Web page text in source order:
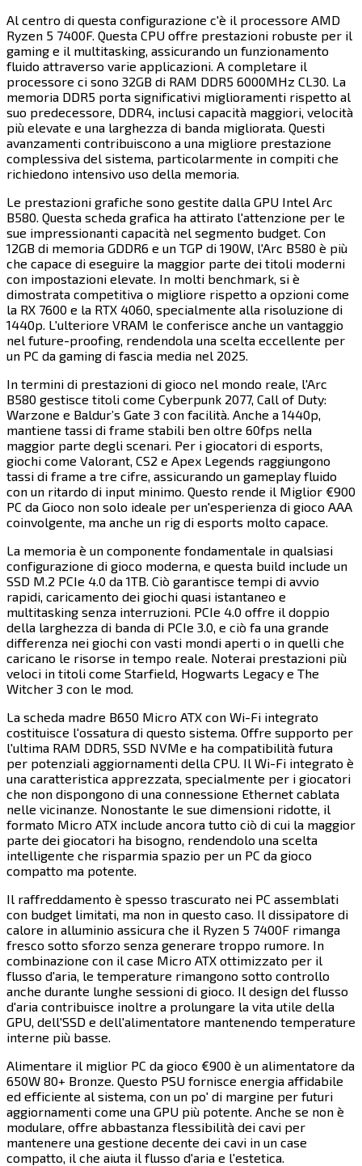
Al centro di questa configurazione c'è il processore AMD
Ryzen 5 7400F. Questa CPU offre prestazioni robuste per il
gaming e il multitasking, assicurando un funzionamento
fluido attraverso varie applicazioni. A completare il
processore ci sono 32GB di RAM DDR5 6000MHz CL30. La
memoria DDR5 porta significativi miglioramenti rispetto al
suo predecessore, DDR4, inclusi capacità maggiori, velocità
più elevate e una larghezza di banda migliorata. Questi
avanzamenti contribuiscono a una migliore prestazione
complessiva del sistema, particolarmente in compiti che
richiedono intensivo uso della memoria.​​​​‌ ‍ ​‍​‍‌‍ ‌ ​‍‌‍‍‌‌‍‌ ‌‍‍‌‌‍ ‍​‍​‍​ ‍‍​‍​‍‌ ​ ‌‍​‌‌‍ ‍‌‍‍‌‌ ‌​‌ ‍‌​‍ ‍‌‍‍‌‌‍ ​‍​‍​‍ ​​‍​‍‌‍‍​‌ ​‍‌‍‌‌‌‍‌‍​‍​‍​ ‍‍​‍​‍​‍ ‌‍​‌‌‍‌​‌‍ ‌‌‍‍‌‌‍ ‍​‍ ‌‍‍‌‌‍ ‍‌ ‌​‌‍‌‌‌‍ ‍‌ ‌​​‍ ‌‍‌‌‌‍‌​‌‍‍‌‌ ‌​​‍ ‌‍ ‌‌‍ ‌‍‌​‌‍‌‌​ ‌‌ ​​‌ ​‍‌‍‌‌‌ ​ ‌‍‌‌‌‍ ‍‌ ‌​‌‍​‌‌ ‌​‌‍‍‌‌‍ ‌‍ ‍​ ‍ ‌‍‍‌‌‍‌​​ ‌‌‍‌​​ ‍​​ ​​​ ‍​​ ​‌​ ‍​‌‍​ ​ ‌ ​‍ ‌​ ‌‌‌‍‌‍‌‍‌​​ ‍‌​‍ ‌​ ‌​​ ‌​​ ​‌​ ‍‌​‍ ‌‌‍​‍​ ‌‌​ ‌ ‌‍​ ​‍ ‌‌‍‌​‌‍‌​‌‍​‍‌‍​‌​ ‍‌‌‍‌‌‌‍‌‍‌‍‌‍‌‍​‌​ ​‌​ ‍‌​ ‌‍​ ‍ ‌ ‌​‌ ‍‌‌ ​​‌‍‌‌​ ‌‌‍​‍‌ ‌‌‌‍‍‌‌‍ ​‌‍‌​​ ‍ ‌ ​​‌‍​‌‌ ‌​‌‍‍​​ ‌‌‍‍‌​ ​‌​ ‍​‌‍ ‍‌‌ ‌‍ ​‌‍ ‌‍ ‍‌‍‌ ‌‌ ‌‍‌​‌‍‌‌‌ ​ ‌‍​ ​‍‌‌​ ‌‌‌​​‍‌‌ ‌‍‍ ‌‍‌‌‌ ‍‌​‍‌‌​ ​ ‌​‌​​‍‌‌​ ​ ‌​‌​​‍‌‌​ ​‍​ ​‍‌‍‍‌‌ ‌​​‍‌‌​ ​‍​ ​‍​‍‌‌​ ‌‌‌​‌​​‍ ‍‌ ‌‍‌‍​‌‌‍ ​‌ ‌‌‌‍‌‌​‍‌‌​ ‌‌‌​​‍‌‌ ‌‍‍ ‌‍‌‌‌ ‍‌​‍‌‌​ ​ ‌​‌​​‍‌‌​ ​ ‌​‌​​‍‌‌​ ​‍​ ​‍​ ​ ​ ​‍​ ​​​ ​‍​ ‍‌‌‍​‌‌‍​‌​ ‌‌​ ​ ​ ‍‌​ ‍​​ ‌ ​‍‌‌​ ​‍​ ​‍​‍‌‌​ ‌‌‌​‌​​‍ ‍‌‍​ ‌‍‍​‌‍‍‌‌‍ ​‌‍‌​‌ ​‍‌‍‌‌‌‍ ‍​‍‌‌​ ‌‌‌​​‍‌‌ ‌‍‍ ‌‍‌‌‌ ‍‌​‍‌‌​ ​ ‌​‌​​‍‌‌​ ​ ‌​‌​​‍‌‌​ ​‍​ ​‍‌‍​‍​ ‌‍​ ‍‌‌‍‌‌​ ‍‌​ ‌ ​ ​​​ ‌​​ ‍​​ ​‍​ ‍​​ ‍‌​‍‌‌​ ​‍​ ​‍​‍‌‌​ ‌‌‌​‌​​‍ ‍‌ ‌​‌‍‌‌‌ ‍​‌ ‌​​ ‌‍​‍‌‍​‌‌ ​ ‌‍‌‌‌‌‌‌‌ ​‍‌‍ ​​ ‌​‍‌‌​ ​‍‌​‌‍‌‍​‌‌‍‌​‌‍ ‌‌‍‍‌‌‍ ‍​‍‌‍‌‍‍‌‌‍‌​​ ‌‌‍‌​​ ‍​​ ​​​ ‍​​ ​‌​ ‍​‌‍​ ​ ‌ ​‍ ‌​ ‌‌‌‍‌‍‌‍‌​​ ‍‌​‍ ‌​ ‌​​ ‌​​ ​‌​ ‍‌​‍ ‌‌‍​‍​ ‌‌​ ‌ ‌‍​ ​‍ ‌‌‍‌​‌‍‌​‌‍​‍‌‍​‌​ ‍‌‌‍‌‌‌‍‌‍‌‍‌‍‌‍​‌​ ​‌​ ‍‌​ ‌‍​‍‌‍‌ ‌​‌ ‍‌‌ ​​‌‍‌‌​ ‌‌‍​‍‌ ‌‌‌‍‍‌‌‍ ​‌‍‌​​‍‌‍‌ ​​‌‍​‌‌ ‌​‌‍‍​​ ‌‌‍‍‌​ ​‌​ ‍​‌‍ ‍‌‌ ‌‍ ​‌‍ ‌‍ ‍‌‍‌ ‌‌ ‌‍‌​‌‍‌‌‌ ​ ‌‍​ ​‍‌‌​ ‌‌‌​​‍‌‌ ‌‍‍ ‌‍‌‌‌ ‍‌​‍‌‌​ ​ ‌​‌​​‍‌‌​ ​ ‌​‌​​‍‌‌​ ​‍​ ​‍‌‍‍‌‌ ‌​​‍‌‌​ ​‍​ ​‍​‍‌‌​ ‌‌‌​‌​​‍ ‍‌ ‌‍‌‍​‌‌‍ ​‌ ‌‌‌‍‌‌​‍‌‌​ ‌‌‌​​‍‌‌ ‌‍‍ ‌‍‌‌‌ ‍‌​‍‌‌​ ​ ‌​‌​​‍‌‌​ ​ ‌​‌​​‍‌‌​ ​‍​ ​‍​ ​ ​ ​‍​ ​​​ ​‍​ ‍‌‌‍​‌‌‍​‌​ ‌‌​ ​ ​ ‍‌​ ‍​​ ‌ ​‍‌‌​ ​‍​ ​‍​‍‌‌​ ‌‌‌​‌​​‍ ‍‌‍​ ‌‍‍​‌‍‍‌‌‍ ​‌‍‌​‌ ​‍‌‍‌‌‌‍ ‍​‍‌‌​ ‌‌‌​​‍‌‌ ‌‍‍ ‌‍‌‌‌ ‍‌​‍‌‌​ ​ ‌​‌​​‍‌‌​ ​ ‌​‌​​‍‌‌​ ​‍​ ​‍‌‍​‍​ ‌‍​ ‍‌‌‍‌‌​ ‍‌​ ‌ ​ ​​​ ‌​​ ‍​​ ​‍​ ‍​​ ‍‌​‍‌‌​ ​‍​ ​‍​‍‌‌​ ‌‌‌​‌​​‍ ‍‌ ‌​‌‍‌‌‌ ‍​‌ ‌​​‍‌‍‌ ​​‌‍‌‌‌ ​‍‌ ​ ‌ ​​‌‍‌‌‌‍​ ‌ ‌​‌‍‍‌‌ ‌‍‌‍‌‌​ ‌‌ ​​‌ ‌‌‌‍​‍‌‍ ​‌‍‍‌‌ ​ ‌‍‍​‌‍‌‌‌‍‌​​‍​‍‌ ‌
Le prestazioni grafiche sono gestite dalla GPU Intel Arc
B580. Questa scheda grafica ha attirato l'attenzione per le
sue impressionanti capacità nel segmento budget. Con
12GB di memoria GDDR6 e un TGP di 190W, l'Arc B580 è più
che capace di eseguire la maggior parte dei titoli moderni
con impostazioni elevate. In molti benchmark, si è
dimostrata competitiva o migliore rispetto a opzioni come
la RX 7600 e la RTX 4060, specialmente alla risoluzione di
1440p. L'ulteriore VRAM le conferisce anche un vantaggio
nel future-proofing, rendendola una scelta eccellente per
un PC da gaming di fascia media nel 2025.​​​​‌ ‍ ​‍​‍‌‍ ‌ ​‍‌‍‍‌‌‍‌ ‌‍‍‌‌‍ ‍​‍​‍​ ‍‍​‍​‍‌ ​ ‌‍​‌‌‍ ‍‌‍‍‌‌ ‌​‌ ‍‌​‍ ‍‌‍‍‌‌‍ ​‍​‍​‍ ​​‍​‍‌‍‍​‌ ​‍‌‍‌‌‌‍‌‍​‍​‍​ ‍‍​‍​‍​‍ ‌‍​‌‌‍‌​‌‍ ‌‌‍‍‌‌‍ ‍​‍ ‌‍‍‌‌‍ ‍‌ ‌​‌‍‌‌‌‍ ‍‌ ‌​​‍ ‌‍‌‌‌‍‌​‌‍‍‌‌ ‌​​‍ ‌‍ ‌‌‍ ‌‍‌​‌‍‌‌​ ‌‌ ​​‌ ​‍‌‍‌‌‌ ​ ‌‍‌‌‌‍ ‍‌ ‌​‌‍​‌‌ ‌​‌‍‍‌‌‍ ‌‍ ‍​ ‍ ‌‍‍‌‌‍‌​​ ‌‌‍‌​​ ‍​​ ​​​ ‍​​ ​‌​ ‍​‌‍​ ​ ‌ ​‍ ‌​ ‌‌‌‍‌‍‌‍‌​​ ‍‌​‍ ‌​ ‌​​ ‌​​ ​‌​ ‍‌​‍ ‌‌‍​‍​ ‌‌​ ‌ ‌‍​ ​‍ ‌‌‍‌​‌‍‌​‌‍​‍‌‍​‌​ ‍‌‌‍‌‌‌‍‌‍‌‍‌‍‌‍​‌​ ​‌​ ‍‌​ ‌‍​ ‍ ‌ ‌​‌ ‍‌‌ ​​‌‍‌‌​ ‌‌‍​‍‌ ‌‌‌‍‍‌‌‍ ​‌‍‌​​ ‍ ‌ ​​‌‍​‌‌ ‌​‌‍‍​​ ‌‌‍‍‌​ ​‌​ ‍​‌‍ ‍‌‌ ‌‍ ​‌‍ ‌‍ ‍‌‍‌ ‌‌ ‌‍‌​‌‍‌‌‌ ​ ‌‍​ ​‍‌‌​ ‌‌‌​​‍‌‌ ‌‍‍ ‌‍‌‌‌ ‍‌​‍‌‌​ ​ ‌​‌​​‍‌‌​ ​ ‌​‌​​‍‌‌​ ​‍​ ​‍‌‍‍‌‌ ‌​​‍‌‌​ ​‍​ ​‍​‍‌‌​ ‌‌‌​‌​​‍ ‍‌ ‌‍‌‍​‌‌‍ ​‌ ‌‌‌‍‌‌​‍‌‌​ ‌‌‌​​‍‌‌ ‌‍‍ ‌‍‌‌‌ ‍‌​‍‌‌​ ​ ‌​‌​​‍‌‌​ ​ ‌​‌​​‍‌‌​ ​‍​ ​‍​ ​​‌‍‌‍‌‍‌‍‌‍‌​‌‍​‌​ ‍‌‌‍​‍​ ​‌​ ‍‌​ ‍​​ ​ ​ ​‍​‍‌‌​ ​‍​ ​‍​‍‌‌​ ‌‌‌​‌​​‍ ‍‌‍​ ‌‍‍​‌‍‍‌‌‍ ​‌‍‌​‌ ​‍‌‍‌‌‌‍ ‍​‍‌‌​ ‌‌‌​​‍‌‌ ‌‍‍ ‌‍‌‌‌ ‍‌​‍‌‌​ ​ ‌​‌​​‍‌‌​ ​ ‌​‌​​‍‌‌​ ​‍​ ​‍‌‍​ ​ ‌ ​ ​‌​ ​‍‌‍‌​​ ​‌​ ​‍​ ​‌​ ​‌​ ‌‌​ ‍‌‌‍​‌​‍‌‌​ ​‍​ ​‍​‍‌‌​ ‌‌‌​‌​​‍ ‍‌ ‌​‌‍‌‌‌ ‍​‌ ‌​​ ‌‍​‍‌‍​‌‌ ​ ‌‍‌‌‌‌‌‌‌ ​‍‌‍ ​​ ‌​‍‌‌​ ​‍‌​‌‍‌‍​‌‌‍‌​‌‍ ‌‌‍‍‌‌‍ ‍​‍‌‍‌‍‍‌‌‍‌​​ ‌‌‍‌​​ ‍​​ ​​​ ‍​​ ​‌​ ‍​‌‍​ ​ ‌ ​‍ ‌​ ‌‌‌‍‌‍‌‍‌​​ ‍‌​‍ ‌​ ‌​​ ‌​​ ​‌​ ‍‌​‍ ‌‌‍​‍​ ‌‌​ ‌ ‌‍​ ​‍ ‌‌‍‌​‌‍‌​‌‍​‍‌‍​‌​ ‍‌‌‍‌‌‌‍‌‍‌‍‌‍‌‍​‌​ ​‌​ ‍‌​ ‌‍​‍‌‍‌ ‌​‌ ‍‌‌ ​​‌‍‌‌​ ‌‌‍​‍‌ ‌‌‌‍‍‌‌‍ ​‌‍‌​​‍‌‍‌ ​​‌‍​‌‌ ‌​‌‍‍​​ ‌‌‍‍‌​ ​‌​ ‍​‌‍ ‍‌‌ ‌‍ ​‌‍ ‌‍ ‍‌‍‌ ‌‌ ‌‍‌​‌‍‌‌‌ ​ ‌‍​ ​‍‌‌​ ‌‌‌​​‍‌‌ ‌‍‍ ‌‍‌‌‌ ‍‌​‍‌‌​ ​ ‌​‌​​‍‌‌​ ​ ‌​‌​​‍‌‌​ ​‍​ ​‍‌‍‍‌‌ ‌​​‍‌‌​ ​‍​ ​‍​‍‌‌​ ‌‌‌​‌​​‍ ‍‌ ‌‍‌‍​‌‌‍ ​‌ ‌‌‌‍‌‌​‍‌‌​ ‌‌‌​​‍‌‌ ‌‍‍ ‌‍‌‌‌ ‍‌​‍‌‌​ ​ ‌​‌​​‍‌‌​ ​ ‌​‌​​‍‌‌​ ​‍​ ​‍​ ​​‌‍‌‍‌‍‌‍‌‍‌​‌‍​‌​ ‍‌‌‍​‍​ ​‌​ ‍‌​ ‍​​ ​ ​ ​‍​‍‌‌​ ​‍​ ​‍​‍‌‌​ ‌‌‌​‌​​‍ ‍‌‍​ ‌‍‍​‌‍‍‌‌‍ ​‌‍‌​‌ ​‍‌‍‌‌‌‍ ‍​‍‌‌​ ‌‌‌​​‍‌‌ ‌‍‍ ‌‍‌‌‌ ‍‌​‍‌‌​ ​ ‌​‌​​‍‌‌​ ​ ‌​‌​​‍‌‌​ ​‍​ ​‍‌‍​ ​ ‌ ​ ​‌​ ​‍‌‍‌​​ ​‌​ ​‍​ ​‌​ ​‌​ ‌‌​ ‍‌‌‍​‌​‍‌‌​ ​‍​ ​‍​‍‌‌​ ‌‌‌​‌​​‍ ‍‌ ‌​‌‍‌‌‌ ‍​‌ ‌​​‍‌‍‌ ​​‌‍‌‌‌ ​‍‌ ​ ‌ ​​‌‍‌‌‌‍​ ‌ ‌​‌‍‍‌‌ ‌‍‌‍‌‌​ ‌‌ ​​‌ ‌‌‌‍​‍‌‍ ​‌‍‍‌‌ ​ ‌‍‍​‌‍‌‌‌‍‌​​‍​‍‌ ‌
In termini di prestazioni di gioco nel mondo reale, l'Arc
B580 gestisce titoli come Cyberpunk 2077, Call of Duty:
Warzone e Baldur’s Gate 3 con facilità. Anche a 1440p,
mantiene tassi di frame stabili ben oltre 60fps nella
maggior parte degli scenari. Per i giocatori di esports,
giochi come Valorant, CS2 e Apex Legends raggiungono
tassi di frame a tre cifre, assicurando un gameplay fluido
con un ritardo di input minimo. Questo rende il Miglior €900
PC da Gioco non solo ideale per un'esperienza di gioco AAA
coinvolgente, ma anche un rig di esports molto capace.​​​​‌ ‍ ​‍​‍‌‍ ‌ ​‍‌‍‍‌‌‍‌ ‌‍‍‌‌‍ ‍​‍​‍​ ‍‍​‍​‍‌ ​ ‌‍​‌‌‍ ‍‌‍‍‌‌ ‌​‌ ‍‌​‍ ‍‌‍‍‌‌‍ ​‍​‍​‍ ​​‍​‍‌‍‍​‌ ​‍‌‍‌‌‌‍‌‍​‍​‍​ ‍‍​‍​‍​‍ ‌‍​‌‌‍‌​‌‍ ‌‌‍‍‌‌‍ ‍​‍ ‌‍‍‌‌‍ ‍‌ ‌​‌‍‌‌‌‍ ‍‌ ‌​​‍ ‌‍‌‌‌‍‌​‌‍‍‌‌ ‌​​‍ ‌‍ ‌‌‍ ‌‍‌​‌‍‌‌​ ‌‌ ​​‌ ​‍‌‍‌‌‌ ​ ‌‍‌‌‌‍ ‍‌ ‌​‌‍​‌‌ ‌​‌‍‍‌‌‍ ‌‍ ‍​ ‍ ‌‍‍‌‌‍‌​​ ‌‌‍‌​​ ‍​​ ​​​ ‍​​ ​‌​ ‍​‌‍​ ​ ‌ ​‍ ‌​ ‌‌‌‍‌‍‌‍‌​​ ‍‌​‍ ‌​ ‌​​ ‌​​ ​‌​ ‍‌​‍ ‌‌‍​‍​ ‌‌​ ‌ ‌‍​ ​‍ ‌‌‍‌​‌‍‌​‌‍​‍‌‍​‌​ ‍‌‌‍‌‌‌‍‌‍‌‍‌‍‌‍​‌​ ​‌​ ‍‌​ ‌‍​ ‍ ‌ ‌​‌ ‍‌‌ ​​‌‍‌‌​ ‌‌‍​‍‌ ‌‌‌‍‍‌‌‍ ​‌‍‌​​ ‍ ‌ ​​‌‍​‌‌ ‌​‌‍‍​​ ‌‌‍‍‌​ ​‌​ ‍​‌‍ ‍‌‌ ‌‍ ​‌‍ ‌‍ ‍‌‍‌ ‌‌ ‌‍‌​‌‍‌‌‌ ​ ‌‍​ ​‍‌‌​ ‌‌‌​​‍‌‌ ‌‍‍ ‌‍‌‌‌ ‍‌​‍‌‌​ ​ ‌​‌​​‍‌‌​ ​ ‌​‌​​‍‌‌​ ​‍​ ​‍‌‍‍‌‌ ‌​​‍‌‌​ ​‍​ ​‍​‍‌‌​ ‌‌‌​‌​​‍ ‍‌ ‌‍‌‍​‌‌‍ ​‌ ‌‌‌‍‌‌​‍‌‌​ ‌‌‌​​‍‌‌ ‌‍‍ ‌‍‌‌‌ ‍‌​‍‌‌​ ​ ‌​‌​​‍‌‌​ ​ ‌​‌​​‍‌‌​ ​‍​ ​‍‌‍​‍​ ‌ ​ ‌​‌‍‌‌‌‍‌‍‌‍‌‌‌‍​‍​ ‌​‌‍‌‍‌‍​‍‌‍​‌‌‍‌‍​‍‌‌​ ​‍​ ​‍​‍‌‌​ ‌‌‌​‌​​‍ ‍‌‍​ ‌‍‍​‌‍‍‌‌‍ ​‌‍‌​‌ ​‍‌‍‌‌‌‍ ‍​‍‌‌​ ‌‌‌​​‍‌‌ ‌‍‍ ‌‍‌‌‌ ‍‌​‍‌‌​ ​ ‌​‌​​‍‌‌​ ​ ‌​‌​​‍‌‌​ ​‍​ ​‍​ ‌‍‌‍‌‍​ ‌​‌‍​ ‌‍‌‍‌‍​‌​ ‍‌​ ‌​​ ‌​​ ‌ ​ ‍​​ ‍‌​‍‌‌​ ​‍​ ​‍​‍‌‌​ ‌‌‌​‌​​‍ ‍‌ ‌​‌‍‌‌‌ ‍​‌ ‌​​ ‌‍​‍‌‍​‌‌ ​ ‌‍‌‌‌‌‌‌‌ ​‍‌‍ ​​ ‌​‍‌‌​ ​‍‌​‌‍‌‍​‌‌‍‌​‌‍ ‌‌‍‍‌‌‍ ‍​‍‌‍‌‍‍‌‌‍‌​​ ‌‌‍‌​​ ‍​​ ​​​ ‍​​ ​‌​ ‍​‌‍​ ​ ‌ ​‍ ‌​ ‌‌‌‍‌‍‌‍‌​​ ‍‌​‍ ‌​ ‌​​ ‌​​ ​‌​ ‍‌​‍ ‌‌‍​‍​ ‌‌​ ‌ ‌‍​ ​‍ ‌‌‍‌​‌‍‌​‌‍​‍‌‍​‌​ ‍‌‌‍‌‌‌‍‌‍‌‍‌‍‌‍​‌​ ​‌​ ‍‌​ ‌‍​‍‌‍‌ ‌​‌ ‍‌‌ ​​‌‍‌‌​ ‌‌‍​‍‌ ‌‌‌‍‍‌‌‍ ​‌‍‌​​‍‌‍‌ ​​‌‍​‌‌ ‌​‌‍‍​​ ‌‌‍‍‌​ ​‌​ ‍​‌‍ ‍‌‌ ‌‍ ​‌‍ ‌‍ ‍‌‍‌ ‌‌ ‌‍‌​‌‍‌‌‌ ​ ‌‍​ ​‍‌‌​ ‌‌‌​​‍‌‌ ‌‍‍ ‌‍‌‌‌ ‍‌​‍‌‌​ ​ ‌​‌​​‍‌‌​ ​ ‌​‌​​‍‌‌​ ​‍​ ​‍‌‍‍‌‌ ‌​​‍‌‌​ ​‍​ ​‍​‍‌‌​ ‌‌‌​‌​​‍ ‍‌ ‌‍‌‍​‌‌‍ ​‌ ‌‌‌‍‌‌​‍‌‌​ ‌‌‌​​‍‌‌ ‌‍‍ ‌‍‌‌‌ ‍‌​‍‌‌​ ​ ‌​‌​​‍‌‌​ ​ ‌​‌​​‍‌‌​ ​‍​ ​‍‌‍​‍​ ‌ ​ ‌​‌‍‌‌‌‍‌‍‌‍‌‌‌‍​‍​ ‌​‌‍‌‍‌‍​‍‌‍​‌‌‍‌‍​‍‌‌​ ​‍​ ​‍​‍‌‌​ ‌‌‌​‌​​‍ ‍‌‍​ ‌‍‍​‌‍‍‌‌‍ ​‌‍‌​‌ ​‍‌‍‌‌‌‍ ‍​‍‌‌​ ‌‌‌​​‍‌‌ ‌‍‍ ‌‍‌‌‌ ‍‌​‍‌‌​ ​ ‌​‌​​‍‌‌​ ​ ‌​‌​​‍‌‌​ ​‍​ ​‍​ ‌‍‌‍‌‍​ ‌​‌‍​ ‌‍‌‍‌‍​‌​ ‍‌​ ‌​​ ‌​​ ‌ ​ ‍​​ ‍‌​‍‌‌​ ​‍​ ​‍​‍‌‌​ ‌‌‌​‌​​‍ ‍‌ ‌​‌‍‌‌‌ ‍​‌ ‌​​‍‌‍‌ ​​‌‍‌‌‌ ​‍‌ ​ ‌ ​​‌‍‌‌‌‍​ ‌ ‌​‌‍‍‌‌ ‌‍‌‍‌‌​ ‌‌ ​​‌ ‌‌‌‍​‍‌‍ ​‌‍‍‌‌ ​ ‌‍‍​‌‍‌‌‌‍‌​​‍​‍‌ ‌
La memoria è un componente fondamentale in qualsiasi
configurazione di gioco moderna, e questa build include un
SSD M.2 PCIe 4.0 da 1TB. Ciò garantisce tempi di avvio
rapidi, caricamento dei giochi quasi istantaneo e
multitasking senza interruzioni. PCIe 4.0 offre il doppio
della larghezza di banda di PCIe 3.0, e ciò fa una grande
differenza nei giochi con vasti mondi aperti o in quelli che
caricano le risorse in tempo reale. Noterai prestazioni più
veloci in titoli come Starfield, Hogwarts Legacy e The
Witcher 3 con le mod.​​​​‌ ‍ ​‍​‍‌‍ ‌ ​‍‌‍‍‌‌‍‌ ‌‍‍‌‌‍ ‍​‍​‍​ ‍‍​‍​‍‌ ​ ‌‍​‌‌‍ ‍‌‍‍‌‌ ‌​‌ ‍‌​‍ ‍‌‍‍‌‌‍ ​‍​‍​‍ ​​‍​‍‌‍‍​‌ ​‍‌‍‌‌‌‍‌‍​‍​‍​ ‍‍​‍​‍​‍ ‌‍​‌‌‍‌​‌‍ ‌‌‍‍‌‌‍ ‍​‍ ‌‍‍‌‌‍ ‍‌ ‌​‌‍‌‌‌‍ ‍‌ ‌​​‍ ‌‍‌‌‌‍‌​‌‍‍‌‌ ‌​​‍ ‌‍ ‌‌‍ ‌‍‌​‌‍‌‌​ ‌‌ ​​‌ ​‍‌‍‌‌‌ ​ ‌‍‌‌‌‍ ‍‌ ‌​‌‍​‌‌ ‌​‌‍‍‌‌‍ ‌‍ ‍​ ‍ ‌‍‍‌‌‍‌​​ ‌‌‍‌​​ ‍​​ ​​​ ‍​​ ​‌​ ‍​‌‍​ ​ ‌ ​‍ ‌​ ‌‌‌‍‌‍‌‍‌​​ ‍‌​‍ ‌​ ‌​​ ‌​​ ​‌​ ‍‌​‍ ‌‌‍​‍​ ‌‌​ ‌ ‌‍​ ​‍ ‌‌‍‌​‌‍‌​‌‍​‍‌‍​‌​ ‍‌‌‍‌‌‌‍‌‍‌‍‌‍‌‍​‌​ ​‌​ ‍‌​ ‌‍​ ‍ ‌ ‌​‌ ‍‌‌ ​​‌‍‌‌​ ‌‌‍​‍‌ ‌‌‌‍‍‌‌‍ ​‌‍‌​​ ‍ ‌ ​​‌‍​‌‌ ‌​‌‍‍​​ ‌‌‍‍‌​ ​‌​ ‍​‌‍ ‍‌‌ ‌‍ ​‌‍ ‌‍ ‍‌‍‌ ‌‌ ‌‍‌​‌‍‌‌‌ ​ ‌‍​ ​‍‌‌​ ‌‌‌​​‍‌‌ ‌‍‍ ‌‍‌‌‌ ‍‌​‍‌‌​ ​ ‌​‌​​‍‌‌​ ​ ‌​‌​​‍‌‌​ ​‍​ ​‍‌‍‍‌‌ ‌​​‍‌‌​ ​‍​ ​‍​‍‌‌​ ‌‌‌​‌​​‍ ‍‌ ‌‍‌‍​‌‌‍ ​‌ ‌‌‌‍‌‌​‍‌‌​ ‌‌‌​​‍‌‌ ‌‍‍ ‌‍‌‌‌ ‍‌​‍‌‌​ ​ ‌​‌​​‍‌‌​ ​ ‌​‌​​‍‌‌​ ​‍​ ​‍‌‍​‍​ ​‌​ ‌‍​ ‌ ​ ​​​ ​ ‌‍‌​‌‍​ ​ ​‍‌‍​‍​ ​‍​ ‌ ​‍‌‌​ ​‍​ ​‍​‍‌‌​ ‌‌‌​‌​​‍ ‍‌‍​ ‌‍‍​‌‍‍‌‌‍ ​‌‍‌​‌ ​‍‌‍‌‌‌‍ ‍​‍‌‌​ ‌‌‌​​‍‌‌ ‌‍‍ ‌‍‌‌‌ ‍‌​‍‌‌​ ​ ‌​‌​​‍‌‌​ ​ ‌​‌​​‍‌‌​ ​‍​ ​‍​ ​‌​ ​​​ ​ ‌‍​‌​ ‌‍‌‍​‌‌‍​‌‌‍​‍​ ​‌​ ​​​ ​‌‌‍‌‌​‍‌‌​ ​‍​ ​‍​‍‌‌​ ‌‌‌​‌​​‍ ‍‌ ‌​‌‍‌‌‌ ‍​‌ ‌​​ ‌‍​‍‌‍​‌‌ ​ ‌‍‌‌‌‌‌‌‌ ​‍‌‍ ​​ ‌​‍‌‌​ ​‍‌​‌‍‌‍​‌‌‍‌​‌‍ ‌‌‍‍‌‌‍ ‍​‍‌‍‌‍‍‌‌‍‌​​ ‌‌‍‌​​ ‍​​ ​​​ ‍​​ ​‌​ ‍​‌‍​ ​ ‌ ​‍ ‌​ ‌‌‌‍‌‍‌‍‌​​ ‍‌​‍ ‌​ ‌​​ ‌​​ ​‌​ ‍‌​‍ ‌‌‍​‍​ ‌‌​ ‌ ‌‍​ ​‍ ‌‌‍‌​‌‍‌​‌‍​‍‌‍​‌​ ‍‌‌‍‌‌‌‍‌‍‌‍‌‍‌‍​‌​ ​‌​ ‍‌​ ‌‍​‍‌‍‌ ‌​‌ ‍‌‌ ​​‌‍‌‌​ ‌‌‍​‍‌ ‌‌‌‍‍‌‌‍ ​‌‍‌​​‍‌‍‌ ​​‌‍​‌‌ ‌​‌‍‍​​ ‌‌‍‍‌​ ​‌​ ‍​‌‍ ‍‌‌ ‌‍ ​‌‍ ‌‍ ‍‌‍‌ ‌‌ ‌‍‌​‌‍‌‌‌ ​ ‌‍​ ​‍‌‌​ ‌‌‌​​‍‌‌ ‌‍‍ ‌‍‌‌‌ ‍‌​‍‌‌​ ​ ‌​‌​​‍‌‌​ ​ ‌​‌​​‍‌‌​ ​‍​ ​‍‌‍‍‌‌ ‌​​‍‌‌​ ​‍​ ​‍​‍‌‌​ ‌‌‌​‌​​‍ ‍‌ ‌‍‌‍​‌‌‍ ​‌ ‌‌‌‍‌‌​‍‌‌​ ‌‌‌​​‍‌‌ ‌‍‍ ‌‍‌‌‌ ‍‌​‍‌‌​ ​ ‌​‌​​‍‌‌​ ​ ‌​‌​​‍‌‌​ ​‍​ ​‍‌‍​‍​ ​‌​ ‌‍​ ‌ ​ ​​​ ​ ‌‍‌​‌‍​ ​ ​‍‌‍​‍​ ​‍​ ‌ ​‍‌‌​ ​‍​ ​‍​‍‌‌​ ‌‌‌​‌​​‍ ‍‌‍​ ‌‍‍​‌‍‍‌‌‍ ​‌‍‌​‌ ​‍‌‍‌‌‌‍ ‍​‍‌‌​ ‌‌‌​​‍‌‌ ‌‍‍ ‌‍‌‌‌ ‍‌​‍‌‌​ ​ ‌​‌​​‍‌‌​ ​ ‌​‌​​‍‌‌​ ​‍​ ​‍​ ​‌​ ​​​ ​ ‌‍​‌​ ‌‍‌‍​‌‌‍​‌‌‍​‍​ ​‌​ ​​​ ​‌‌‍‌‌​‍‌‌​ ​‍​ ​‍​‍‌‌​ ‌‌‌​‌​​‍ ‍‌ ‌​‌‍‌‌‌ ‍​‌ ‌​​‍‌‍‌ ​​‌‍‌‌‌ ​‍‌ ​ ‌ ​​‌‍‌‌‌‍​ ‌ ‌​‌‍‍‌‌ ‌‍‌‍‌‌​ ‌‌ ​​‌ ‌‌‌‍​‍‌‍ ​‌‍‍‌‌ ​ ‌‍‍​‌‍‌‌‌‍‌​​‍​‍‌ ‌
La scheda madre B650 Micro ATX con Wi-Fi integrato
costituisce l'ossatura di questo sistema. Offre supporto per
l'ultima RAM DDR5, SSD NVMe e ha compatibilità futura
per potenziali aggiornamenti della CPU. Il Wi-Fi integrato è
una caratteristica apprezzata, specialmente per i giocatori
che non dispongono di una connessione Ethernet cablata
nelle vicinanze. Nonostante le sue dimensioni ridotte, il
formato Micro ATX include ancora tutto ciò di cui la maggior
parte dei giocatori ha bisogno, rendendolo una scelta
intelligente che risparmia spazio per un PC da gioco
compatto ma potente.​​​​‌ ‍ ​‍​‍‌‍ ‌ ​‍‌‍‍‌‌‍‌ ‌‍‍‌‌‍ ‍​‍​‍​ ‍‍​‍​‍‌ ​ ‌‍​‌‌‍ ‍‌‍‍‌‌ ‌​‌ ‍‌​‍ ‍‌‍‍‌‌‍ ​‍​‍​‍ ​​‍​‍‌‍‍​‌ ​‍‌‍‌‌‌‍‌‍​‍​‍​ ‍‍​‍​‍​‍ ‌‍​‌‌‍‌​‌‍ ‌‌‍‍‌‌‍ ‍​‍ ‌‍‍‌‌‍ ‍‌ ‌​‌‍‌‌‌‍ ‍‌ ‌​​‍ ‌‍‌‌‌‍‌​‌‍‍‌‌ ‌​​‍ ‌‍ ‌‌‍ ‌‍‌​‌‍‌‌​ ‌‌ ​​‌ ​‍‌‍‌‌‌ ​ ‌‍‌‌‌‍ ‍‌ ‌​‌‍​‌‌ ‌​‌‍‍‌‌‍ ‌‍ ‍​ ‍ ‌‍‍‌‌‍‌​​ ‌‌‍‌​​ ‍​​ ​​​ ‍​​ ​‌​ ‍​‌‍​ ​ ‌ ​‍ ‌​ ‌‌‌‍‌‍‌‍‌​​ ‍‌​‍ ‌​ ‌​​ ‌​​ ​‌​ ‍‌​‍ ‌‌‍​‍​ ‌‌​ ‌ ‌‍​ ​‍ ‌‌‍‌​‌‍‌​‌‍​‍‌‍​‌​ ‍‌‌‍‌‌‌‍‌‍‌‍‌‍‌‍​‌​ ​‌​ ‍‌​ ‌‍​ ‍ ‌ ‌​‌ ‍‌‌ ​​‌‍‌‌​ ‌‌‍​‍‌ ‌‌‌‍‍‌‌‍ ​‌‍‌​​ ‍ ‌ ​​‌‍​‌‌ ‌​‌‍‍​​ ‌‌‍‍‌​ ​‌​ ‍​‌‍ ‍‌‌ ‌‍ ​‌‍ ‌‍ ‍‌‍‌ ‌‌ ‌‍‌​‌‍‌‌‌ ​ ‌‍​ ​‍‌‌​ ‌‌‌​​‍‌‌ ‌‍‍ ‌‍‌‌‌ ‍‌​‍‌‌​ ​ ‌​‌​​‍‌‌​ ​ ‌​‌​​‍‌‌​ ​‍​ ​‍‌‍‍‌‌ ‌​​‍‌‌​ ​‍​ ​‍​‍‌‌​ ‌‌‌​‌​​‍ ‍‌ ‌‍‌‍​‌‌‍ ​‌ ‌‌‌‍‌‌​‍‌‌​ ‌‌‌​​‍‌‌ ‌‍‍ ‌‍‌‌‌ ‍‌​‍‌‌​ ​ ‌​‌​​‍‌‌​ ​ ‌​‌​​‍‌‌​ ​‍​ ​‍​ ‍‌​ ‌​​ ‌‍​ ​​‌‍​‌​ ‍​‌‍​‍‌‍​‌‌‍​‌​ ‌‌‌‍​ ​ ‌ ​‍‌‌​ ​‍​ ​‍​‍‌‌​ ‌‌‌​‌​​‍ ‍‌‍​ ‌‍‍​‌‍‍‌‌‍ ​‌‍‌​‌ ​‍‌‍‌‌‌‍ ‍​‍‌‌​ ‌‌‌​​‍‌‌ ‌‍‍ ‌‍‌‌‌ ‍‌​‍‌‌​ ​ ‌​‌​​‍‌‌​ ​ ‌​‌​​‍‌‌​ ​‍​ ​‍‌‍​‍‌‍‌‍​ ​‍‌‍​‌​ ‌ ‌‍​‍​ ‍​​ ‍​‌‍​ ‌‍​ ​ ‍​‌‍​‍​‍‌‌​ ​‍​ ​‍​‍‌‌​ ‌‌‌​‌​​‍ ‍‌ ‌​‌‍‌‌‌ ‍​‌ ‌​​ ‌‍​‍‌‍​‌‌ ​ ‌‍‌‌‌‌‌‌‌ ​‍‌‍ ​​ ‌​‍‌‌​ ​‍‌​‌‍‌‍​‌‌‍‌​‌‍ ‌‌‍‍‌‌‍ ‍​‍‌‍‌‍‍‌‌‍‌​​ ‌‌‍‌​​ ‍​​ ​​​ ‍​​ ​‌​ ‍​‌‍​ ​ ‌ ​‍ ‌​ ‌‌‌‍‌‍‌‍‌​​ ‍‌​‍ ‌​ ‌​​ ‌​​ ​‌​ ‍‌​‍ ‌‌‍​‍​ ‌‌​ ‌ ‌‍​ ​‍ ‌‌‍‌​‌‍‌​‌‍​‍‌‍​‌​ ‍‌‌‍‌‌‌‍‌‍‌‍‌‍‌‍​‌​ ​‌​ ‍‌​ ‌‍​‍‌‍‌ ‌​‌ ‍‌‌ ​​‌‍‌‌​ ‌‌‍​‍‌ ‌‌‌‍‍‌‌‍ ​‌‍‌​​‍‌‍‌ ​​‌‍​‌‌ ‌​‌‍‍​​ ‌‌‍‍‌​ ​‌​ ‍​‌‍ ‍‌‌ ‌‍ ​‌‍ ‌‍ ‍‌‍‌ ‌‌ ‌‍‌​‌‍‌‌‌ ​ ‌‍​ ​‍‌‌​ ‌‌‌​​‍‌‌ ‌‍‍ ‌‍‌‌‌ ‍‌​‍‌‌​ ​ ‌​‌​​‍‌‌​ ​ ‌​‌​​‍‌‌​ ​‍​ ​‍‌‍‍‌‌ ‌​​‍‌‌​ ​‍​ ​‍​‍‌‌​ ‌‌‌​‌​​‍ ‍‌ ‌‍‌‍​‌‌‍ ​‌ ‌‌‌‍‌‌​‍‌‌​ ‌‌‌​​‍‌‌ ‌‍‍ ‌‍‌‌‌ ‍‌​‍‌‌​ ​ ‌​‌​​‍‌‌​ ​ ‌​‌​​‍‌‌​ ​‍​ ​‍​ ‍‌​ ‌​​ ‌‍​ ​​‌‍​‌​ ‍​‌‍​‍‌‍​‌‌‍​‌​ ‌‌‌‍​ ​ ‌ ​‍‌‌​ ​‍​ ​‍​‍‌‌​ ‌‌‌​‌​​‍ ‍‌‍​ ‌‍‍​‌‍‍‌‌‍ ​‌‍‌​‌ ​‍‌‍‌‌‌‍ ‍​‍‌‌​ ‌‌‌​​‍‌‌ ‌‍‍ ‌‍‌‌‌ ‍‌​‍‌‌​ ​ ‌​‌​​‍‌‌​ ​ ‌​‌​​‍‌‌​ ​‍​ ​‍‌‍​‍‌‍‌‍​ ​‍‌‍​‌​ ‌ ‌‍​‍​ ‍​​ ‍​‌‍​ ‌‍​ ​ ‍​‌‍​‍​‍‌‌​ ​‍​ ​‍​‍‌‌​ ‌‌‌​‌​​‍ ‍‌ ‌​‌‍‌‌‌ ‍​‌ ‌​​‍‌‍‌ ​​‌‍‌‌‌ ​‍‌ ​ ‌ ​​‌‍‌‌‌‍​ ‌ ‌​‌‍‍‌‌ ‌‍‌‍‌‌​ ‌‌ ​​‌ ‌‌‌‍​‍‌‍ ​‌‍‍‌‌ ​ ‌‍‍​‌‍‌‌‌‍‌​​‍​‍‌ ‌
Il raffreddamento è spesso trascurato nei PC assemblati
con budget limitati, ma non in questo caso. Il dissipatore di
calore in alluminio assicura che il Ryzen 5 7400F rimanga
fresco sotto sforzo senza generare troppo rumore. In
combinazione con il case Micro ATX ottimizzato per il
flusso d'aria, le temperature rimangono sotto controllo
anche durante lunghe sessioni di gioco. Il design del flusso
d'aria contribuisce inoltre a prolungare la vita utile della
GPU, dell'SSD e dell'alimentatore mantenendo temperature
interne più basse.​​​​‌ ‍ ​‍​‍‌‍ ‌ ​‍‌‍‍‌‌‍‌ ‌‍‍‌‌‍ ‍​‍​‍​ ‍‍​‍​‍‌ ​ ‌‍​‌‌‍ ‍‌‍‍‌‌ ‌​‌ ‍‌​‍ ‍‌‍‍‌‌‍ ​‍​‍​‍ ​​‍​‍‌‍‍​‌ ​‍‌‍‌‌‌‍‌‍​‍​‍​ ‍‍​‍​‍​‍ ‌‍​‌‌‍‌​‌‍ ‌‌‍‍‌‌‍ ‍​‍ ‌‍‍‌‌‍ ‍‌ ‌​‌‍‌‌‌‍ ‍‌ ‌​​‍ ‌‍‌‌‌‍‌​‌‍‍‌‌ ‌​​‍ ‌‍ ‌‌‍ ‌‍‌​‌‍‌‌​ ‌‌ ​​‌ ​‍‌‍‌‌‌ ​ ‌‍‌‌‌‍ ‍‌ ‌​‌‍​‌‌ ‌​‌‍‍‌‌‍ ‌‍ ‍​ ‍ ‌‍‍‌‌‍‌​​ ‌‌‍‌​​ ‍​​ ​​​ ‍​​ ​‌​ ‍​‌‍​ ​ ‌ ​‍ ‌​ ‌‌‌‍‌‍‌‍‌​​ ‍‌​‍ ‌​ ‌​​ ‌​​ ​‌​ ‍‌​‍ ‌‌‍​‍​ ‌‌​ ‌ ‌‍​ ​‍ ‌‌‍‌​‌‍‌​‌‍​‍‌‍​‌​ ‍‌‌‍‌‌‌‍‌‍‌‍‌‍‌‍​‌​ ​‌​ ‍‌​ ‌‍​ ‍ ‌ ‌​‌ ‍‌‌ ​​‌‍‌‌​ ‌‌‍​‍‌ ‌‌‌‍‍‌‌‍ ​‌‍‌​​ ‍ ‌ ​​‌‍​‌‌ ‌​‌‍‍​​ ‌‌‍‍‌​ ​‌​ ‍​‌‍ ‍‌‌ ‌‍ ​‌‍ ‌‍ ‍‌‍‌ ‌‌ ‌‍‌​‌‍‌‌‌ ​ ‌‍​ ​‍‌‌​ ‌‌‌​​‍‌‌ ‌‍‍ ‌‍‌‌‌ ‍‌​‍‌‌​ ​ ‌​‌​​‍‌‌​ ​ ‌​‌​​‍‌‌​ ​‍​ ​‍‌‍‍‌‌ ‌​​‍‌‌​ ​‍​ ​‍​‍‌‌​ ‌‌‌​‌​​‍ ‍‌ ‌‍‌‍​‌‌‍ ​‌ ‌‌‌‍‌‌​‍‌‌​ ‌‌‌​​‍‌‌ ‌‍‍ ‌‍‌‌‌ ‍‌​‍‌‌​ ​ ‌​‌​​‍‌‌​ ​ ‌​‌​​‍‌‌​ ​‍​ ​‍​ ‍​‌‍​‍‌‍​‍‌‍​ ​ ​​​ ​‌​ ‍​​ ​​​ ​‍​ ‌ ​ ‌‌​ ‌‍​‍‌‌​ ​‍​ ​‍​‍‌‌​ ‌‌‌​‌​​‍ ‍‌‍​ ‌‍‍​‌‍‍‌‌‍ ​‌‍‌​‌ ​‍‌‍‌‌‌‍ ‍​‍‌‌​ ‌‌‌​​‍‌‌ ‌‍‍ ‌‍‌‌‌ ‍‌​‍‌‌​ ​ ‌​‌​​‍‌‌​ ​ ‌​‌​​‍‌‌​ ​‍​ ​‍‌‍‌‍​ ‌​​ ​‌​ ​‌​ ‍‌​ ​‌‌‍‌‌‌‍​ ​ ‌ ​ ​‍‌‍‌‌​ ‌‌​‍‌‌​ ​‍​ ​‍​‍‌‌​ ‌‌‌​‌​​‍ ‍‌ ‌​‌‍‌‌‌ ‍​‌ ‌​​ ‌‍​‍‌‍​‌‌ ​ ‌‍‌‌‌‌‌‌‌ ​‍‌‍ ​​ ‌​‍‌‌​ ​‍‌​‌‍‌‍​‌‌‍‌​‌‍ ‌‌‍‍‌‌‍ ‍​‍‌‍‌‍‍‌‌‍‌​​ ‌‌‍‌​​ ‍​​ ​​​ ‍​​ ​‌​ ‍​‌‍​ ​ ‌ ​‍ ‌​ ‌‌‌‍‌‍‌‍‌​​ ‍‌​‍ ‌​ ‌​​ ‌​​ ​‌​ ‍‌​‍ ‌‌‍​‍​ ‌‌​ ‌ ‌‍​ ​‍ ‌‌‍‌​‌‍‌​‌‍​‍‌‍​‌​ ‍‌‌‍‌‌‌‍‌‍‌‍‌‍‌‍​‌​ ​‌​ ‍‌​ ‌‍​‍‌‍‌ ‌​‌ ‍‌‌ ​​‌‍‌‌​ ‌‌‍​‍‌ ‌‌‌‍‍‌‌‍ ​‌‍‌​​‍‌‍‌ ​​‌‍​‌‌ ‌​‌‍‍​​ ‌‌‍‍‌​ ​‌​ ‍​‌‍ ‍‌‌ ‌‍ ​‌‍ ‌‍ ‍‌‍‌ ‌‌ ‌‍‌​‌‍‌‌‌ ​ ‌‍​ ​‍‌‌​ ‌‌‌​​‍‌‌ ‌‍‍ ‌‍‌‌‌ ‍‌​‍‌‌​ ​ ‌​‌​​‍‌‌​ ​ ‌​‌​​‍‌‌​ ​‍​ ​‍‌‍‍‌‌ ‌​​‍‌‌​ ​‍​ ​‍​‍‌‌​ ‌‌‌​‌​​‍ ‍‌ ‌‍‌‍​‌‌‍ ​‌ ‌‌‌‍‌‌​‍‌‌​ ‌‌‌​​‍‌‌ ‌‍‍ ‌‍‌‌‌ ‍‌​‍‌‌​ ​ ‌​‌​​‍‌‌​ ​ ‌​‌​​‍‌‌​ ​‍​ ​‍​ ‍​‌‍​‍‌‍​‍‌‍​ ​ ​​​ ​‌​ ‍​​ ​​​ ​‍​ ‌ ​ ‌‌​ ‌‍​‍‌‌​ ​‍​ ​‍​‍‌‌​ ‌‌‌​‌​​‍ ‍‌‍​ ‌‍‍​‌‍‍‌‌‍ ​‌‍‌​‌ ​‍‌‍‌‌‌‍ ‍​‍‌‌​ ‌‌‌​​‍‌‌ ‌‍‍ ‌‍‌‌‌ ‍‌​‍‌‌​ ​ ‌​‌​​‍‌‌​ ​ ‌​‌​​‍‌‌​ ​‍​ ​‍‌‍‌‍​ ‌​​ ​‌​ ​‌​ ‍‌​ ​‌‌‍‌‌‌‍​ ​ ‌ ​ ​‍‌‍‌‌​ ‌‌​‍‌‌​ ​‍​ ​‍​‍‌‌​ ‌‌‌​‌​​‍ ‍‌ ‌​‌‍‌‌‌ ‍​‌ ‌​​‍‌‍‌ ​​‌‍‌‌‌ ​‍‌ ​ ‌ ​​‌‍‌‌‌‍​ ‌ ‌​‌‍‍‌‌ ‌‍‌‍‌‌​ ‌‌ ​​‌ ‌‌‌‍​‍‌‍ ​‌‍‍‌‌ ​ ‌‍‍​‌‍‌‌‌‍‌​​‍​‍‌ ‌
Alimentare il miglior PC da gioco €900 è un alimentatore da
650W 80+ Bronze. Questo PSU fornisce energia affidabile
ed efficiente al sistema, con un po' di margine per futuri
aggiornamenti come una GPU più potente. Anche se non è
modulare, offre abbastanza flessibilità dei cavi per
mantenere una gestione decente dei cavi in un case
compatto, il che aiuta il flusso d'aria e l'estetica.​​​​‌ ‍ ​‍​‍‌‍ ‌ ​‍‌‍‍‌‌‍‌ ‌‍‍‌‌‍ ‍​‍​‍​ ‍‍​‍​‍‌ ​ ‌‍​‌‌‍ ‍‌‍‍‌‌ ‌​‌ ‍‌​‍ ‍‌‍‍‌‌‍ ​‍​‍​‍ ​​‍​‍‌‍‍​‌ ​‍‌‍‌‌‌‍‌‍​‍​‍​ ‍‍​‍​‍​‍ ‌‍​‌‌‍‌​‌‍ ‌‌‍‍‌‌‍ ‍​‍ ‌‍‍‌‌‍ ‍‌ ‌​‌‍‌‌‌‍ ‍‌ ‌​​‍ ‌‍‌‌‌‍‌​‌‍‍‌‌ ‌​​‍ ‌‍ ‌‌‍ ‌‍‌​‌‍‌‌​ ‌‌ ​​‌ ​‍‌‍‌‌‌ ​ ‌‍‌‌‌‍ ‍‌ ‌​‌‍​‌‌ ‌​‌‍‍‌‌‍ ‌‍ ‍​ ‍ ‌‍‍‌‌‍‌​​ ‌‌‍‌​​ ‍​​ ​​​ ‍​​ ​‌​ ‍​‌‍​ ​ ‌ ​‍ ‌​ ‌‌‌‍‌‍‌‍‌​​ ‍‌​‍ ‌​ ‌​​ ‌​​ ​‌​ ‍‌​‍ ‌‌‍​‍​ ‌‌​ ‌ ‌‍​ ​‍ ‌‌‍‌​‌‍‌​‌‍​‍‌‍​‌​ ‍‌‌‍‌‌‌‍‌‍‌‍‌‍‌‍​‌​ ​‌​ ‍‌​ ‌‍​ ‍ ‌ ‌​‌ ‍‌‌ ​​‌‍‌‌​ ‌‌‍​‍‌ ‌‌‌‍‍‌‌‍ ​‌‍‌​​ ‍ ‌ ​​‌‍​‌‌ ‌​‌‍‍​​ ‌‌‍‍‌​ ​‌​ ‍​‌‍ ‍‌‌ ‌‍ ​‌‍ ‌‍ ‍‌‍‌ ‌‌ ‌‍‌​‌‍‌‌‌ ​ ‌‍​ ​‍‌‌​ ‌‌‌​​‍‌‌ ‌‍‍ ‌‍‌‌‌ ‍‌​‍‌‌​ ​ ‌​‌​​‍‌‌​ ​ ‌​‌​​‍‌‌​ ​‍​ ​‍‌‍‍‌‌ ‌​​‍‌‌​ ​‍​ ​‍​‍‌‌​ ‌‌‌​‌​​‍ ‍‌ ‌‍‌‍​‌‌‍ ​‌ ‌‌‌‍‌‌​‍‌‌​ ‌‌‌​​‍‌‌ ‌‍‍ ‌‍‌‌‌ ‍‌​‍‌‌​ ​ ‌​‌​​‍‌‌​ ​ ‌​‌​​‍‌‌​ ​‍​ ​‍‌‍​ ​ ‍‌‌‍‌‌​ ​‍​ ‌ ‌‍​‍​ ​ ​ ‌‍​ ​‍​ ​‌​ ‌​‌‍‌‍​‍‌‌​ ​‍​ ​‍​‍‌‌​ ‌‌‌​‌​​‍ ‍‌‍​ ‌‍‍​‌‍‍‌‌‍ ​‌‍‌​‌ ​‍‌‍‌‌‌‍ ‍​‍‌‌​ ‌‌‌​​‍‌‌ ‌‍‍ ‌‍‌‌‌ ‍‌​‍‌‌​ ​ ‌​‌​​‍‌‌​ ​ ‌​‌​​‍‌‌​ ​‍​ ​‍‌‍​ ‌‍​‍​ ​ ​ ​‌‌‍‌‌‌‍​‌‌‍​‍​ ​‌​ ‍‌​ ‍‌​ ​‍​ ‌​​‍‌‌​ ​‍​ ​‍​‍‌‌​ ‌‌‌​‌​​‍ ‍‌ ‌​‌‍‌‌‌ ‍​‌ ‌​​ ‌‍​‍‌‍​‌‌ ​ ‌‍‌‌‌‌‌‌‌ ​‍‌‍ ​​ ‌​‍‌‌​ ​‍‌​‌‍‌‍​‌‌‍‌​‌‍ ‌‌‍‍‌‌‍ ‍​‍‌‍‌‍‍‌‌‍‌​​ ‌‌‍‌​​ ‍​​ ​​​ ‍​​ ​‌​ ‍​‌‍​ ​ ‌ ​‍ ‌​ ‌‌‌‍‌‍‌‍‌​​ ‍‌​‍ ‌​ ‌​​ ‌​​ ​‌​ ‍‌​‍ ‌‌‍​‍​ ‌‌​ ‌ ‌‍​ ​‍ ‌‌‍‌​‌‍‌​‌‍​‍‌‍​‌​ ‍‌‌‍‌‌‌‍‌‍‌‍‌‍‌‍​‌​ ​‌​ ‍‌​ ‌‍​‍‌‍‌ ‌​‌ ‍‌‌ ​​‌‍‌‌​ ‌‌‍​‍‌ ‌‌‌‍‍‌‌‍ ​‌‍‌​​‍‌‍‌ ​​‌‍​‌‌ ‌​‌‍‍​​ ‌‌‍‍‌​ ​‌​ ‍​‌‍ ‍‌‌ ‌‍ ​‌‍ ‌‍ ‍‌‍‌ ‌‌ ‌‍‌​‌‍‌‌‌ ​ ‌‍​ ​‍‌‌​ ‌‌‌​​‍‌‌ ‌‍‍ ‌‍‌‌‌ ‍‌​‍‌‌​ ​ ‌​‌​​‍‌‌​ ​ ‌​‌​​‍‌‌​ ​‍​ ​‍‌‍‍‌‌ ‌​​‍‌‌​ ​‍​ ​‍​‍‌‌​ ‌‌‌​‌​​‍ ‍‌ ‌‍‌‍​‌‌‍ ​‌ ‌‌‌‍‌‌​‍‌‌​ ‌‌‌​​‍‌‌ ‌‍‍ ‌‍‌‌‌ ‍‌​‍‌‌​ ​ ‌​‌​​‍‌‌​ ​ ‌​‌​​‍‌‌​ ​‍​ ​‍‌‍​ ​ ‍‌‌‍‌‌​ ​‍​ ‌ ‌‍​‍​ ​ ​ ‌‍​ ​‍​ ​‌​ ‌​‌‍‌‍​‍‌‌​ ​‍​ ​‍​‍‌‌​ ‌‌‌​‌​​‍ ‍‌‍​ ‌‍‍​‌‍‍‌‌‍ ​‌‍‌​‌ ​‍‌‍‌‌‌‍ ‍​‍‌‌​ ‌‌‌​​‍‌‌ ‌‍‍ ‌‍‌‌‌ ‍‌​‍‌‌​ ​ ‌​‌​​‍‌‌​ ​ ‌​‌​​‍‌‌​ ​‍​ ​‍‌‍​ ‌‍​‍​ ​ ​ ​‌‌‍‌‌‌‍​‌‌‍​‍​ ​‌​ ‍‌​ ‍‌​ ​‍​ ‌​​‍‌‌​ ​‍​ ​‍​‍‌‌​ ‌‌‌​‌​​‍ ‍‌ ‌​‌‍‌‌‌ ‍​‌ ‌​​‍‌‍‌ ​​‌‍‌‌‌ ​‍‌ ​ ‌ ​​‌‍‌‌‌‍​ ‌ ‌​‌‍‍‌‌ ‌‍‌‍‌‌​ ‌‌ ​​‌ ‌‌‌‍​‍‌‍ ​‌‍‍‌‌ ​ ‌‍‍​‌‍‌‌‌‍‌​​‍​‍‌ ‌